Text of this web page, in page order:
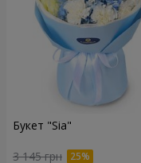
Букет "Sia"
3 145 грн